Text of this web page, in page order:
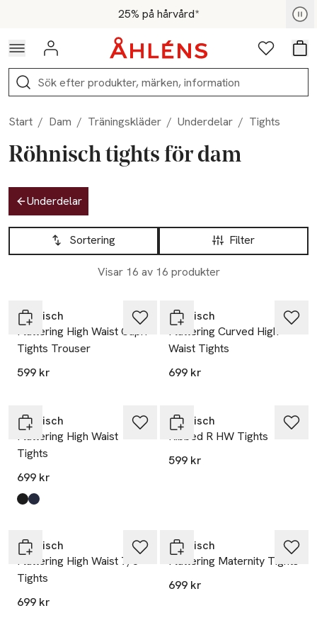
Hoppa till navigationsmenyn25% på hårvård*
För medlemmar - Shoppa nu
Logga in Favoriter
Sök
Start / Dam / Träningskläder / Underdelar / Tights
Röhnisch tights för dam
Hoppa till produktsidan
Underdelar
Hoppa till produktsidan
Filter
Sortering
Visar 16 av 16 produkter
Lista över produkter
Röhnisch
Flattering High Waist Capri
Tights Trouser
599 kr
Röhnisch
Flattering Curved High
Waist Tights
699 kr
Röhnisch
Flattering High Waist
Tights
699 kr
Produkten finns i färgerna:
Black
Indigo
Röhnisch
Ribbed R HW Tights
599 kr
Röhnisch
Flattering High Waist 7/8
Tights
699 kr
Röhnisch
Flattering Maternity Tights
699 kr